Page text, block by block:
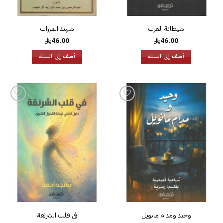
شيطانة العرب
46.00
أضف إلى السلة
شهيد المزراب
46.00
أضف إلى السلة
إضافة
قائمة
الرغبات
وحيد ومدام مانويل
الرغبات
في قلب الشرنقة